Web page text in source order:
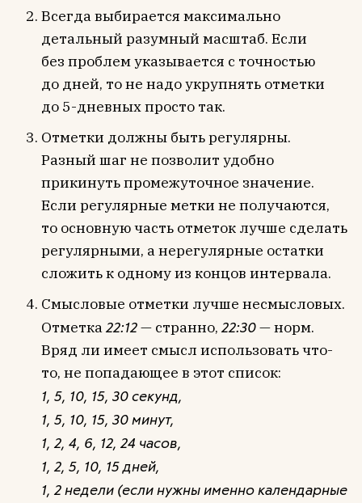
Всегда выбирается максимально
детальный разумный масштаб. Если
без проблем указывается с точностью
до дней, то не надо укрупнять отметки
до 5-дневных просто так.
Отметки должны быть регулярны.
Разный шаг не позволит удобно
прикинуть промежуточное значение.
Если регулярные метки не получаются,
то основную часть отметок лучше сделать
регулярными, а нерегулярные остатки
сложить к одному из концов интервала.
Смысловые отметки лучше несмысловых.
Отметка22:12— странно, 22:30— норм.
Вряд ли имеет смысл использовать что-
то, не попадающее в этот список:
1, 5, 10, 15, 30 секунд,
1, 5, 10, 15, 30 минут,
1, 2, 4, 6, 12, 24 часов,
1, 2, 5, 10, 15 дней,
1, 2 недели (если нужны именно календарные